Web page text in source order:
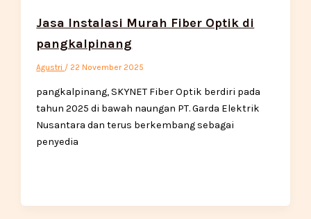
Jasa Instalasi Murah Fiber Optik di
pangkalpinang
Agustri / 22 November 2025
pangkalpinang, SKYNET Fiber Optik berdiri pada
tahun 2025 di bawah naungan PT. Garda Elektrik
Nusantara dan terus berkembang sebagai
penyedia